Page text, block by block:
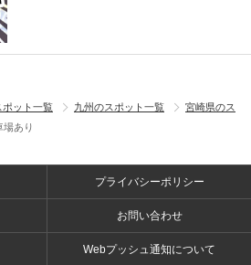
ポット一覧 九州のスポット一覧
宮崎県のス
場あり
プライバシーポリシー
お問い合わせ
Webプッシュ通知について